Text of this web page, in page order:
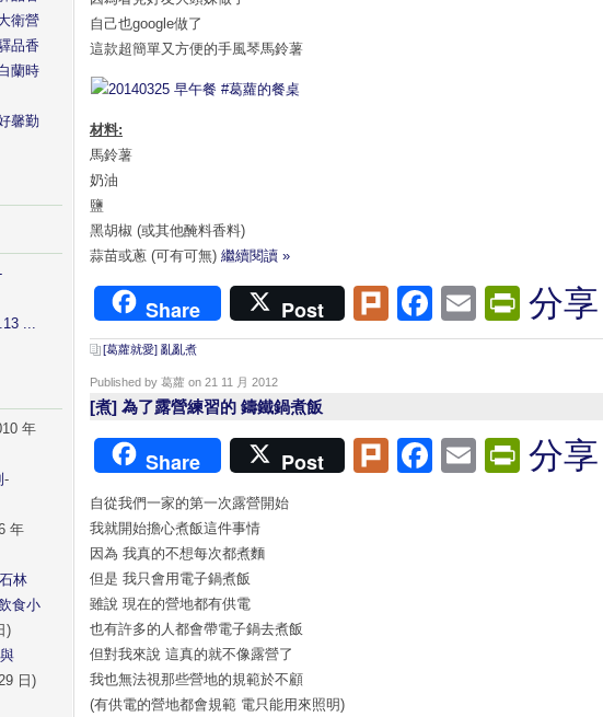
自己也google做了
這款超簡單又方便的手風琴馬鈴薯
材料:
馬鈴薯
奶油
鹽
黑胡椒 (或其他醃料香料)
蒜苗或蔥 (可有可無) 繼續閱讀 »
Share Post PlurkFacebook
Email分享
[葛蘿就愛] 亂亂煮
Published by 葛蘿 on 21 11 月 2012
[煮] 為了露營練習的 鑄鐵鍋煮飯
Share Post PlurkFacebook
Email分享
自從我們一家的第一次露營開始
我就開始擔心煮飯這件事情
因為 我真的不想每次都煮麵
但是 我只會用電子鍋煮飯
雖說 現在的營地都有供電
也有許多的人都會帶電子鍋去煮飯
但對我來說 這真的就不像露營了
我也無法視那些營地的規範於不顧
(有供電的營地都會規範 電只能用來照明)
衛營
品香
蘭時
馨勤
...
年
-
年
林
食小
)
日)